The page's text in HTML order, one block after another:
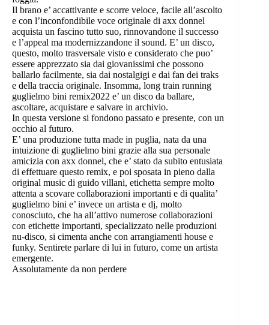
Il brano e’ accattivante e scorre veloce, facile all’ascolto
e con l’inconfondibile voce originale di axx donnel
acquista un fascino tutto suo, rinnovandone il successo
e l’appeal ma modernizzandone il sound. E’ un disco,
questo, molto trasversale visto e considerato che puo’
essere apprezzato sia dai giovanissimi che possono
ballarlo facilmente, sia dai nostalgigi e dai fan dei traks
e della traccia originale. Insomma, long train running
guglielmo bini remix2022 e’ un disco da ballare,
ascoltare, acquistare e salvare in archivio.
In questa versione si fondono passato e presente, con un
occhio al futuro.
E’ una produzione tutta made in puglia, nata da una
intuizione di guglielmo bini grazie alla sua personale
amicizia con axx donnel, che e’ stato da subito entusiata
di effettuare questo remix, e poi sposata in pieno dalla
original music di guido villani, etichetta sempre molto
attenta a scovare collaborazioni importanti e di qualita’
guglielmo bini e’ invece un artista e dj, molto
conosciuto, che ha all’attivo numerose collaborazioni
con etichette importanti, specializzato nelle produzioni
nu-disco, si cimenta anche con arrangiamenti house e
funky. Sentirete parlare di lui in futuro, come un artista
emergente.
Assolutamente da non perdere